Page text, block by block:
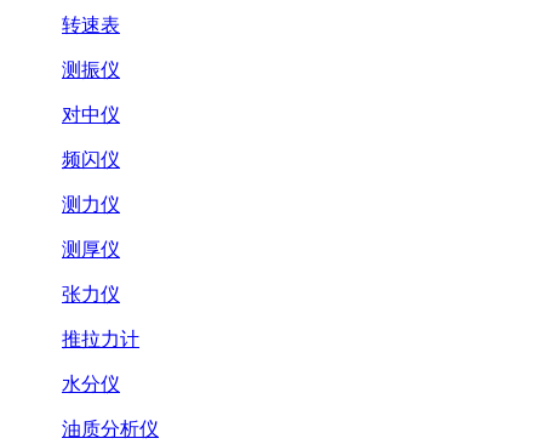
转速表
测振仪
对中仪
频闪仪
测力仪
测厚仪
张力仪
推拉力计
水分仪
油质分析仪